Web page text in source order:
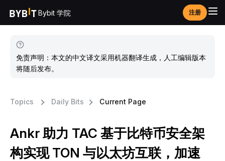
Bybit 学院 注册
免责声明：本文的中文译文采用机器翻译生成，人工编辑版本
将随后发布。
Topics Daily Bits Current Page
Ankr 助力 TAC 基于比特币安全架
构实现 TON 与以太坊互联，加速